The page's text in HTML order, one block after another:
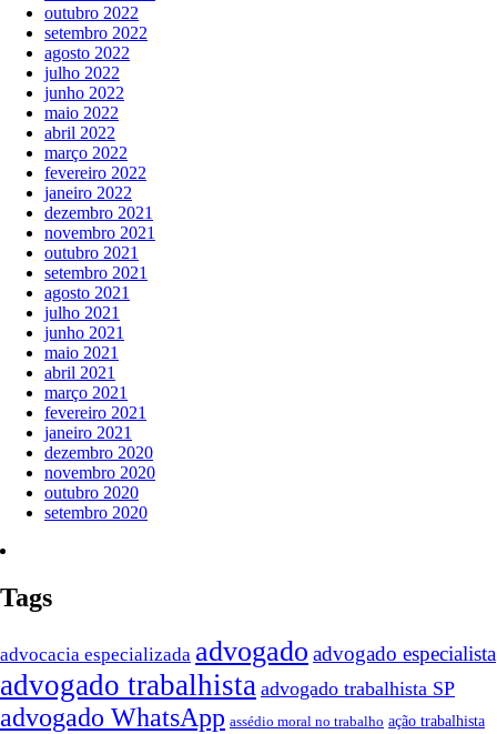
outubro 2022
setembro 2022
agosto 2022
julho 2022
junho 2022
maio 2022
abril 2022
março 2022
fevereiro 2022
janeiro 2022
dezembro 2021
novembro 2021
outubro 2021
setembro 2021
agosto 2021
julho 2021
junho 2021
maio 2021
abril 2021
março 2021
fevereiro 2021
janeiro 2021
dezembro 2020
novembro 2020
outubro 2020
setembro 2020
Tags
advocacia especializada advogado advogado especialista
advogado trabalhista advogado trabalhista SP
advogado WhatsApp assédio moral no trabalho ação trabalhista